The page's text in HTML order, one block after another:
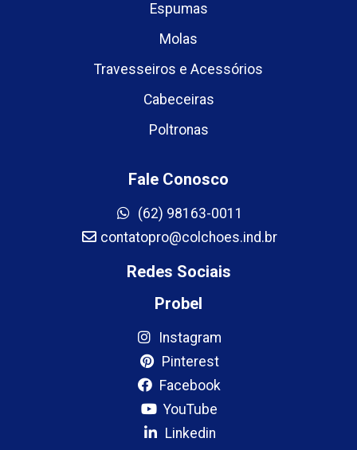
Espumas
Molas
Travesseiros e Acessórios
Cabeceiras
Poltronas
Fale Conosco
(62) 98163-0011
contatopro@colchoes.ind.br
Redes Sociais
Probel
Instagram
Pinterest
Facebook
YouTube
Linkedin